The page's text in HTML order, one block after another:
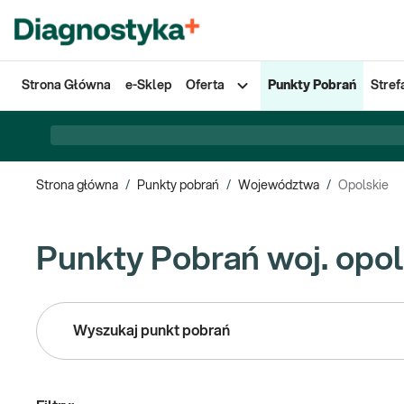
Strona Główna e-Sklep Oferta Punkty Pobrań
Strona główna / Punkty pobrań / Województwa / Opolskie
Punkty Pobrań woj.